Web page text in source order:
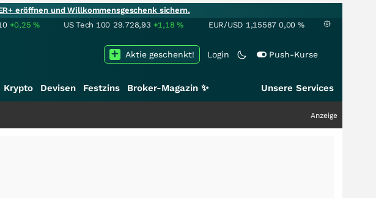
eröffnen und Willkommensgeschenk sichern.
+0,25% US Tech 100 29.728,93 +1,18% EUR/USD 1,15587 0,00 %
Login Push-Kurse
Aktie geschenkt!
Krypto Devisen Festzins Broker-Magazin ✨ Unsere Services
Anzeige